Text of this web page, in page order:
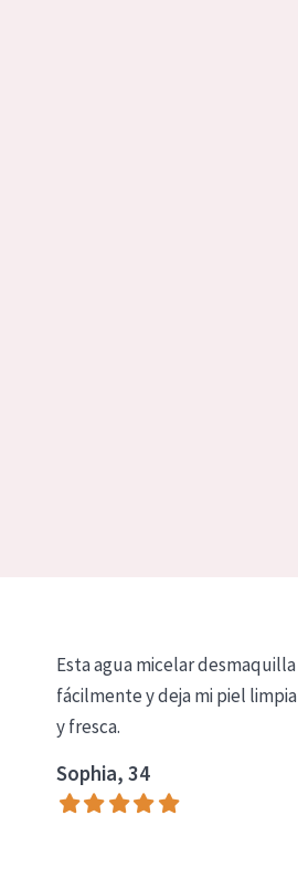
Esta agua micelar desmaquilla
fácilmente y deja mi piel limpia
y fresca.
Sophia, 34